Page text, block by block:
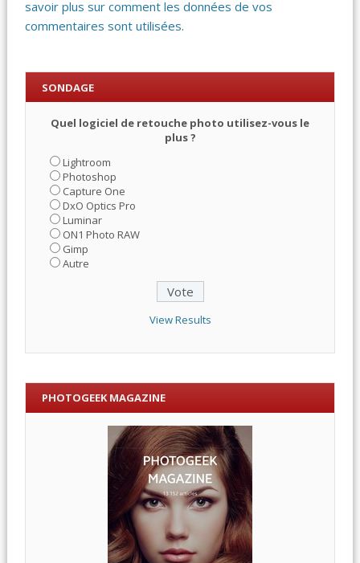
savoir plus sur comment les données de vos
commentaires sont utilisées.
SONDAGE
Quel logiciel de retouche photo utilisez-vous le
plus ?
Lightroom
Photoshop
Capture One
DxO Optics Pro
Luminar
ON1 Photo RAW
Gimp
Autre
View Results
PHOTOGEEK MAGAZINE